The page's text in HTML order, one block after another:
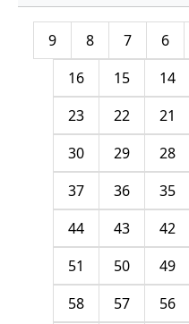
6
7
8
9
14
15
16
21
22
23
28
29
30
35
36
37
42
43
44
49
50
51
56
57
58